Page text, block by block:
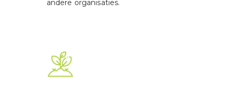
andere organisaties.